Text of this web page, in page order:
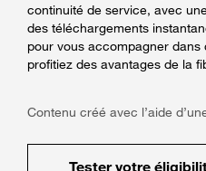
continuité de service, avec
des téléchargements
pour vous accompagner
profitiez des avantages de la
Contenu créé avec l’aide
Tester votre